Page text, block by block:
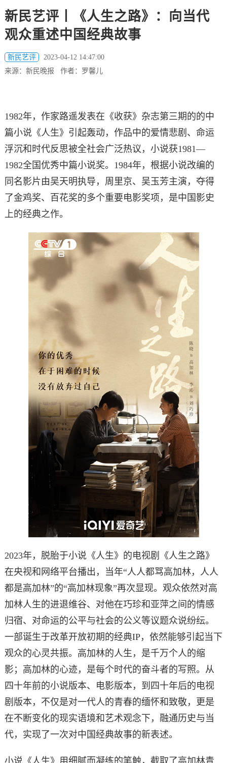
新民艺评丨《人生之路》：向当代
观众重述中国经典故事
新民艺评
2023-04-12 14:47:00
来源：新民晚报 作者：罗馨儿
1982年，作家路遥发表在《收获》杂志第三期的的中
篇小说《人生》引起轰动，作品中的爱情悲剧、命运
浮沉和时代反思被全社会广泛热议，小说获1981—
1982全国优秀中篇小说奖。1984年，根据小说改编的
同名影片由吴天明执导，周里京、吴玉芳主演，夺得
了金鸡奖、百花奖的多个重要电影奖项，是中国影史
上的经典之作。
2023年，脱胎于小说《人生》的电视剧《人生之路》
在央视和网络平台播出，当年“人人都骂高加林，人人
都是高加林”的“高加林现象”再次显现。观众依然对高
加林人生的进退维谷、对他在巧珍和亚萍之间的情感
归宿、对命运的公平与社会的公义等议题众说纷纭。
一部诞生于改革开放初期的经典IP，依然能够引起当下
观众的心灵共振。高加林的人生，是千万个人的缩
影；高加林的心迹，是每个时代的奋斗者的写照。从
四十年前的小说版本、电影版本，到四十年后的电视
剧版本，不仅是对一代人的青春的缅怀和致敬，更是
在不断变化的现实语境和艺术观念下，融通历史与当
代，实现了一次对中国经典故事的新表述。
小说《人生》用细腻而凝练的笔触，截取了高加林青